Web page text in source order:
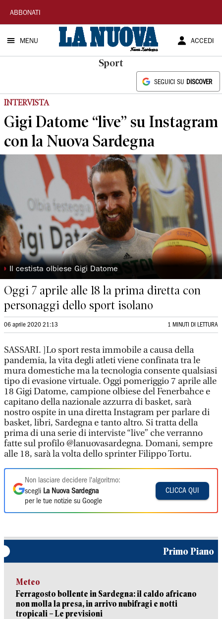
La
Nuova
Sardegna
ABBONATI
MENU ACCEDI
Sport
SEGUICI SU DISCOVER
INTERVISTA
Gigi Datome “live” su Instagram
con la Nuova Sardegna
◗ Il cestista olbiese Gigi Datome
Oggi 7 aprile alle 18 la prima diretta con
personaggi dello sport isolano
06 aprile 2020 21:13 1 MINUTI DI LETTURA
SASSARI. ]Lo sport resta immobile a causa della
pandemia, la vita degli atleti viene confinata tra le
mura domestiche ma la tecnologia consente qualsiasi
tipo di evasione virtuale. Oggi pomeriggio 7 aprile alle
18 Gigi Datome, campione olbiese del Fenerbahce e
capitano della nazionale azzurra di basket, sarà
nostro ospite in una diretta Instagram per parlare di
basket, libri, Sardegna e tanto altro. Si tratta della
prima di una serie di interviste “live” che verranno
fatte sul profilo @lanuovasardegna. Domani, sempre
alle 18, sarà la volta dello sprinter Filippo Tortu.
Non lasciare decidere l'algoritmo:
scegli La Nuova Sardegna
per le tue notizie su Google
CLICCA QUI
Primo Piano
Meteo
Ferragosto bollente in Sardegna: il caldo africano
non molla la presa, in arrivo nubifragi e notti
tropicali – Le previsioni